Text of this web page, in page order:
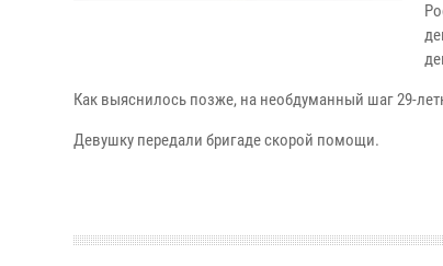
Как выяснилось позже, на необдуманный шаг 29-
Девушку передали бригаде скорой помощи.